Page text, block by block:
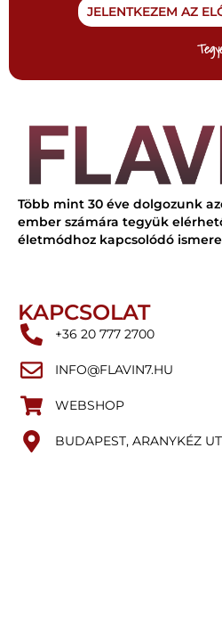
JELENTKEZEM AZ
Több mint 30 éve dolgozunk
ember számára tegyük
életmódhoz kapcsolódó
KAPCSOLAT
+36 20 777 2700
INFO@FLAVIN7.HU
WEBSHOP
BUDAPEST, ARANYKÉZ